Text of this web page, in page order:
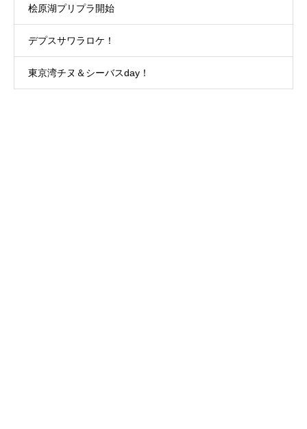
桧原湖プリプラ開始
デプスサワラロケ！
東京湾チヌ＆シーバスday！